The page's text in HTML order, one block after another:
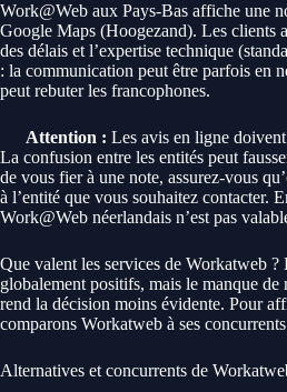
Work@Web aux Pays-Bas affiche une
Google Maps (Hoogezand). Les clients
des délais et l’expertise technique
: la communication peut être parfois en
peut rebuter les francophones.
Attention : Les avis en ligne
La confusion entre les entités peut
de vous fier à une note, assurez-vous
à l’entité que vous souhaitez contacter.
Work@Web néerlandais n’est pas
Que valent les services de Workatweb ?
globalement positifs, mais le manque de
rend la décision moins évidente. Pour
comparons Workatweb à ses
Alternatives et concurrents de